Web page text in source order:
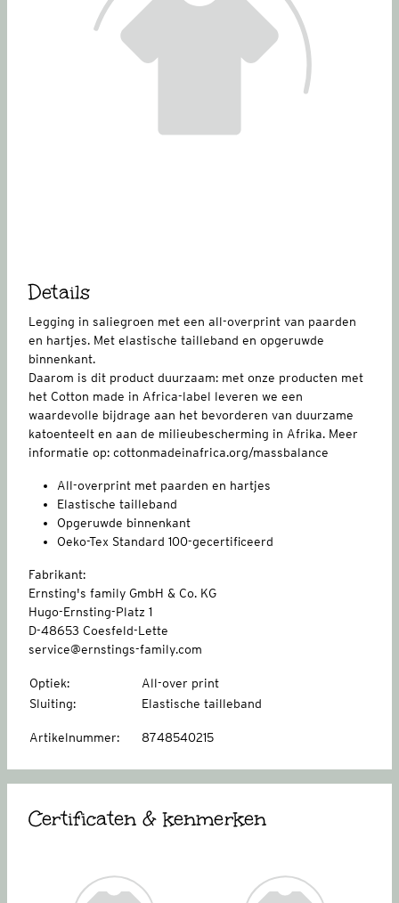
Details
Legging in saliegroen met een all-overprint van paarden
en hartjes. Met elastische tailleband en opgeruwde
binnenkant.
Daarom is dit product duurzaam: met onze producten met
het Cotton made in Africa-label leveren we een
waardevolle bijdrage aan het bevorderen van duurzame
katoenteelt en aan de milieubescherming in Afrika. Meer
informatie op: cottonmadeinafrica.org/massbalance
All-overprint met paarden en hartjes
Elastische tailleband
Opgeruwde binnenkant
Oeko-Tex Standard 100-gecertificeerd
Fabrikant:
Ernsting's family GmbH & Co. KG
Hugo-Ernsting-Platz 1
D-48653 Coesfeld-Lette
service@ernstings-family.com
Optiek:
All-over print
Sluiting: Elastische tailleband
Artikelnummer: 8748540215
Certificaten & kenmerken